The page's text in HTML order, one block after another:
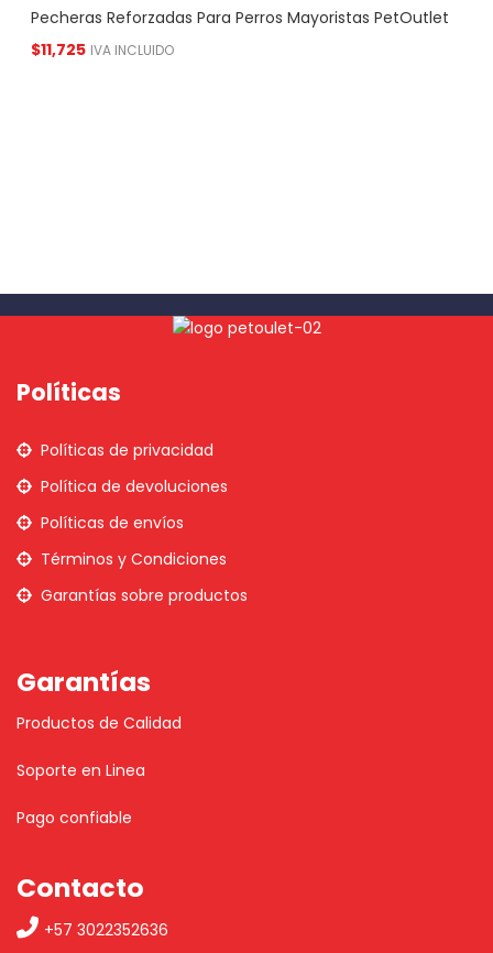
Pecheras Reforzadas Para Perros Mayoristas PetOutlet
$11,725 IVA INCLUIDO
Políticas
Políticas de privacidad
Política de devoluciones
Políticas de envíos
Términos y Condiciones
Garantías sobre productos
Garantías
Productos de Calidad
Soporte en Linea
Pago confiable
Contacto
+57 3022352636